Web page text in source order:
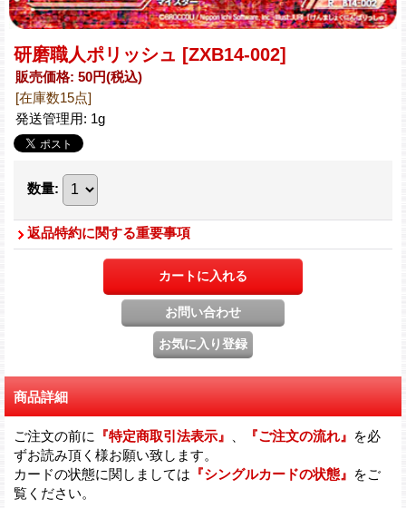
研磨職人ポリッシュ [ZXB14-002]
販売価格: 50円(税込)
[在庫数15点]
発送管理用: 1g
数量:
返品特約に関する重要事項
商品詳細
ご注文の前に 『特定商取引法表示』 『ご注文の流れ』 を必
ずお読み頂く様お願い致します。
カードの状態に関しましては 『シングルカードの状態』 をご
覧ください。